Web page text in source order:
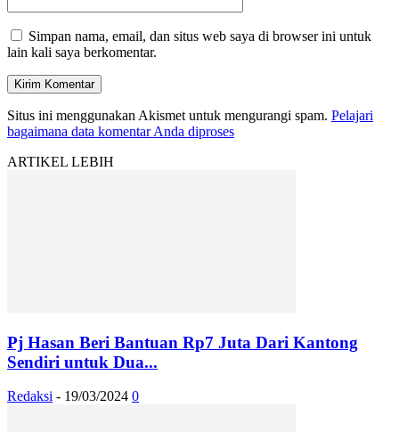
Simpan nama, email, dan situs web saya di browser ini untuk
lain kali saya berkomentar.
Situs ini menggunakan Akismet untuk mengurangi spam. Pelajari
bagaimana data komentar Anda diproses
ARTIKEL LEBIH
Pj Hasan Beri Bantuan Rp7 Juta Dari Kantong
Sendiri untuk Dua...
Redaksi - 19/03/2024 0